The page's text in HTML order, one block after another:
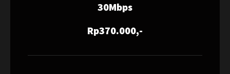
30Mbps
Rp370.000,-